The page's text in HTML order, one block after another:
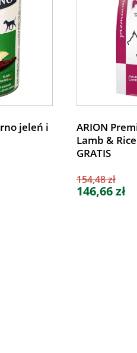
jeleń i
ARION
Lamb &
GRATIS
154,48 zł
146,66 zł